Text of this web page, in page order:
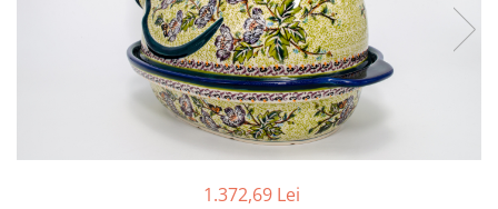
Recipiente depozitare
Accesorii decorative
Colectiile Flowers
Colectia Forget-me-nots
Colectia Basket of Blue
1.372,69 Lei